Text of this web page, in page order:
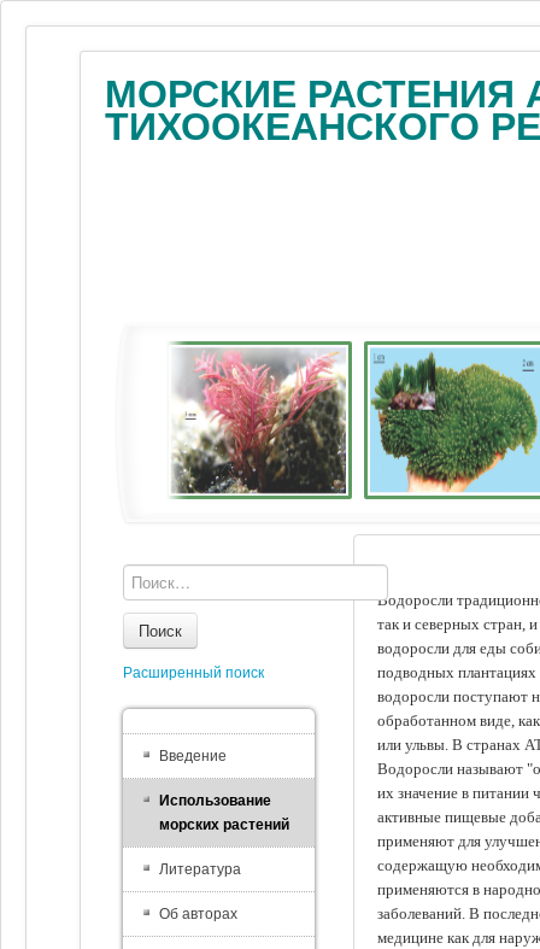
МОРСКИЕ РАСТЕНИЯ
ТИХООКЕАНСКОГО
Водоросли
так и северных стран,
водоросли для еды
подводных
водоросли поступают
обработанном виде,
или ульвы. В странах
Водоросли называют
их значение в питании
активные пищевые
применяют для
содержащую
применяются в
заболеваний. В
медицине как для
Поиск
Расширенный поиск
Введение
Использование
морских растений
Литература
Об авторах